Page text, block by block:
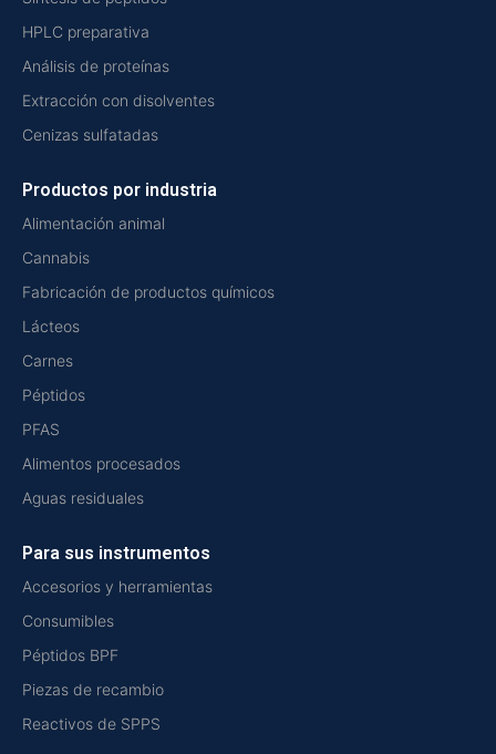
HPLC preparativa
Análisis de proteínas
Extracción con disolventes
Cenizas sulfatadas
Productos por industria
Alimentación animal
Cannabis
Fabricación de productos químicos
Lácteos
Carnes
Péptidos
PFAS
Alimentos procesados
Aguas residuales
Para sus instrumentos
Accesorios y herramientas
Consumibles
Péptidos BPF
Piezas de recambio
Reactivos de SPPS